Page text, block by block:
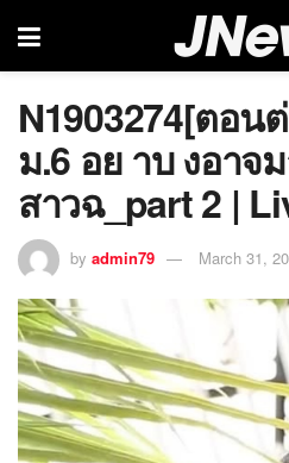
N1903274[ตอน
ม.6 อย าบ งอาจ
สาวฉ_part 2 |
by admin79 March 31,